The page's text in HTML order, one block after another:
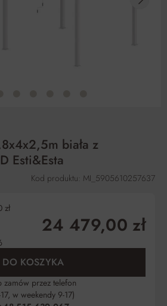
biała z
Esti&Esta
Kod produktu: MI_5905610257637
24 479,00 zł
DO KOSZYKA
zamów przez telefon
w weekendy 9-17)